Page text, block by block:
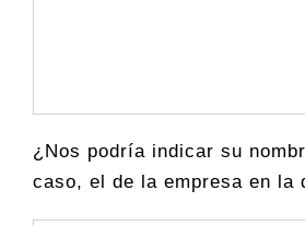
¿Nos podría indicar su
caso, el de la empresa en la